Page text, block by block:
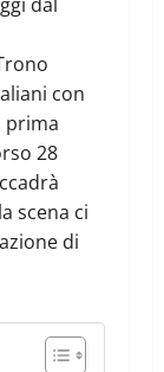
con
prima
28
scena ci
di